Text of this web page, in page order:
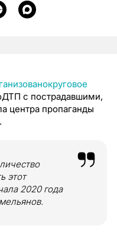
с пострадавшими,
центра пропаганды
этот
2020 года